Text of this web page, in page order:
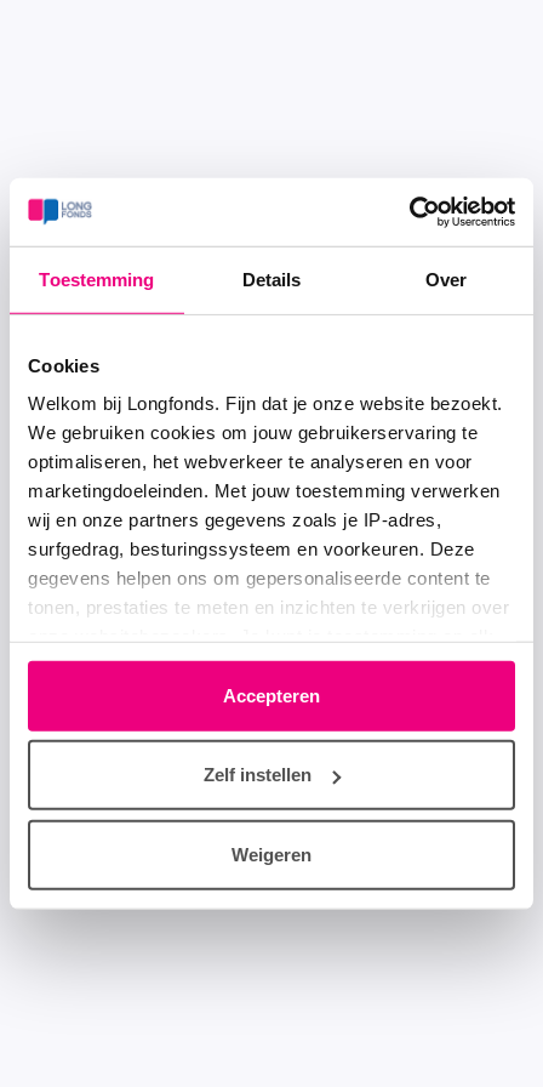
Toestemming Details Over
Cookies
Welkom bij Longfonds. Fijn dat je onze website bezoekt.
We gebruiken cookies om jouw gebruikerservaring te
optimaliseren, het webverkeer te analyseren en voor
marketingdoeleinden. Met jouw toestemming verwerken
wij en onze partners gegevens zoals je IP-adres,
surfgedrag, besturingssysteem en voorkeuren. Deze
gegevens helpen ons om gepersonaliseerde content te
tonen, prestaties te meten en inzichten te verkrijgen over
moment wijzigen of intrekken via het cookie-icoontje
linksonder elke pagina. De lijst met partners is te vinden
in het tabblad “details”.
Accepteren
Zelf instellen
Weigeren